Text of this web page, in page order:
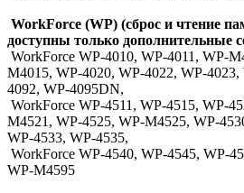
WorkForce (WP) (сброс и чтение
доступны только дополнительные
WorkForce WP-4010, WP-4011, WP-
M4015, WP-4020, WP-4022, WP-
4092, WP-4095DN,
WorkForce WP-4511, WP-4515, WP-
M4521, WP-4525, WP-M4525, WP-
WP-4533, WP-4535,
WorkForce WP-4540, WP-4545, WP-
WP-M4595